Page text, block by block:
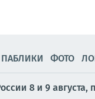
ПАБЛИКИ ФОТО
8 и 9 августа,